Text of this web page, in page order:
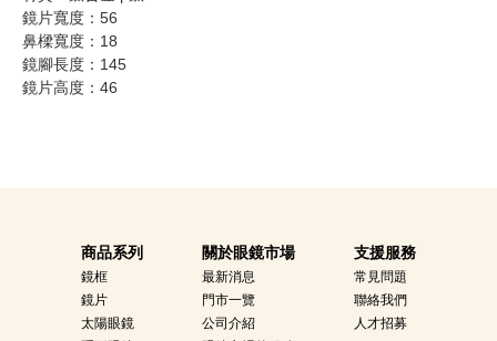
鏡片寬度：56
鼻樑寬度：18
鏡腳長度：145
鏡片高度：46
商品系列
鏡框
鏡片
太陽眼鏡
關於眼鏡市場
最新消息
門市一覽
公司介紹
支援服務
常見問題
聯絡我們
人才招募